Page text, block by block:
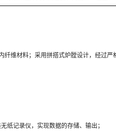
维材料；采用拼搭式炉膛设计，经过严
纸记录仪，实现数据的存储、输出；